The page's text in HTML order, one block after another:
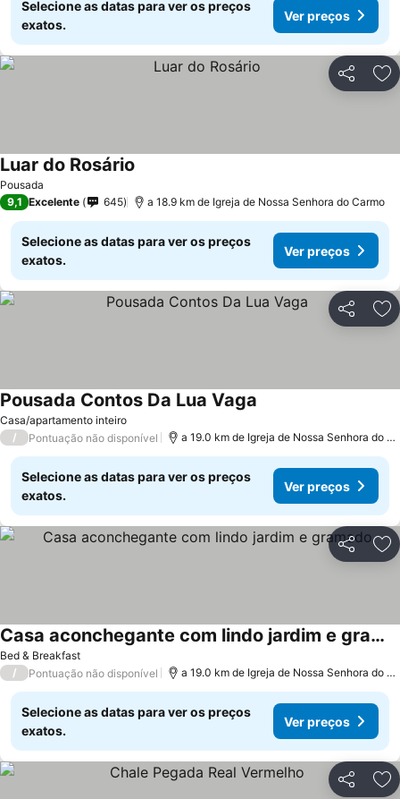
Selecione as datas para ver os preços
exatos.
Ver preços
Partilhar
Pousada
Luar do Rosário
9,1 Excelente 645 a 18.9 km de Igreja de Nossa Senhora do Carmo
Selecione as datas para ver os preços
exatos.
Ver preços
Partilhar
Casa/apartamento inteiro
Pousada Contos Da Lua Vaga
/ Pontuação não disponível a 19.0 km de Igreja de Nossa Senhora do
Selecione as datas para ver os preços
exatos.
Ver preços
Partilhar
Bed & Breakfast
Casa aconchegante com lindo jardim e gramado
Ver preços
/ Pontuação não disponível a 19.0 km de Igreja de Nossa Senhora do
Selecione as datas para ver os preços
exatos.
Ver preços
Partilhar